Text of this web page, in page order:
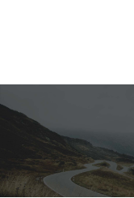
contact